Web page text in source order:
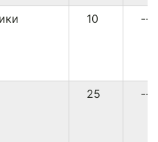
10 --
25 --